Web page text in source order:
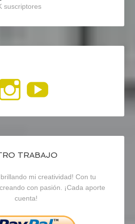
suscriptores
Ver
perfil
de
recursosep
en
Instagram
TRABAJO
mi creatividad! Con tu
con pasión. ¡Cada aporte
cuenta!